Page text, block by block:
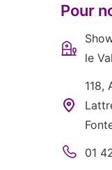
Pour
le
118,
01